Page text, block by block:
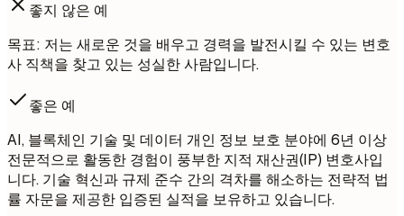
좋지 않은 예
목표: 저는 새로운 것을 배우고 경력을 발전시킬 수 있는 변호
사 직책을 찾고 있는 성실한 사람입니다.
좋은 예
AI, 블록체인 기술 및 데이터 개인 정보 보호 분야에 6년 이상
전문적으로 활동한 경험이 풍부한 지적 재산권(IP) 변호사입
니다. 기술 혁신과 규제 준수 간의 격차를 해소하는 전략적 법
률 자문을 제공한 입증된 실적을 보유하고 있습니다.